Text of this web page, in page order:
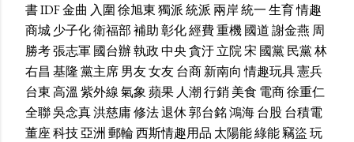
書IDF金曲 入圍徐旭東獨派統派 兩岸統一生育情趣
商城少子化衛福部補助彰化經費重機國道謝金燕 周
勝考張志軍國台辦執政中央貪汙立院宋 國黨民黨林
右昌 基隆黨主席男友女友台商新南向 情趣玩具憲兵
台東高溫 紫外線氣象蘋果 人潮行銷美食 電商徐重仁
全聯吳念真洪慈庸修法退休郭台銘鴻海台股 台積電
董座科技亞洲郵輪西斯情趣用品 太陽能綠能竊盜玩